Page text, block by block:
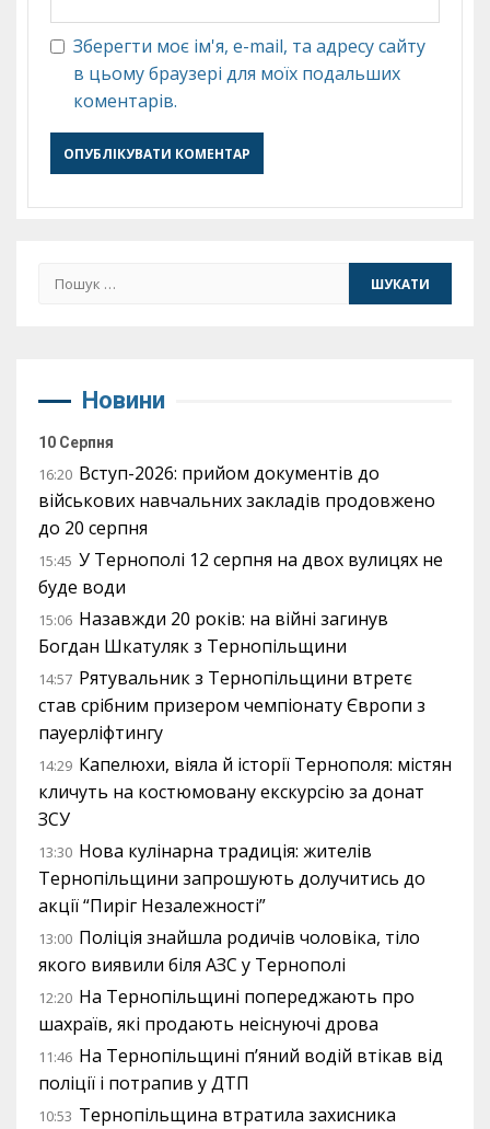
Зберегти моє ім'я, e-mail, та адресу сайту
в цьому браузері для моїх подальших
коментарів.
Пошук:
Новини
10 Серпня
16:20 Вступ-2026: прийом документів до
військових навчальних закладів продовжено
до 20 серпня
15:45 У Тернополі 12 серпня на двох вулицях не
буде води
15:06 Назавжди 20 років: на війні загинув
Богдан Шкатуляк з Тернопільщини
14:57 Рятувальник з Тернопільщини втретє
став срібним призером чемпіонату Європи з
пауерліфтингу
14:29 Капелюхи, віяла й історії Тернополя: містян
кличуть на костюмовану екскурсію за донат
ЗСУ
13:30 Нова кулінарна традиція: жителів
Тернопільщини запрошують долучитись до
акції “Пиріг Незалежності”
13:00 Поліція знайшла родичів чоловіка, тіло
якого виявили біля АЗС у Тернополі
12:20 На Тернопільщині попереджають про
шахраїв, які продають неіснуючі дрова
11:46 На Тернопільщині п’яний водій втікав від
поліції і потрапив у ДТП
10:53 Тернопільщина втратила захисника